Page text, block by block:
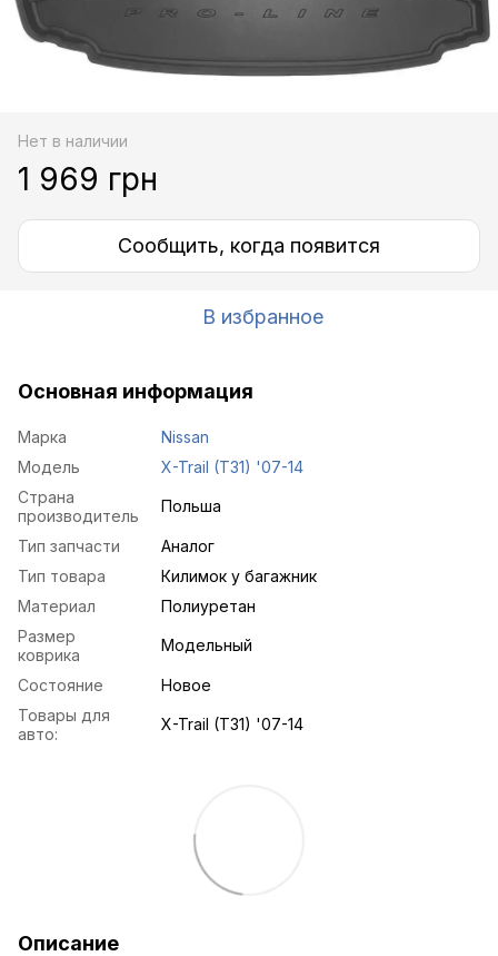
Нет в наличии
1 969 грн
Сообщить, когда появится
В избранное
Основная информация
Марка
Nissan
Модель
X-Trail (T31) '07-14
Страна
производитель
Польша
Тип запчасти
Аналог
Тип товара
Килимок у багажник
Материал
Полиуретан
Размер
коврика
Модельный
Состояние
Новое
Товары для
авто:
X-Trail (T31) '07-14
Описание